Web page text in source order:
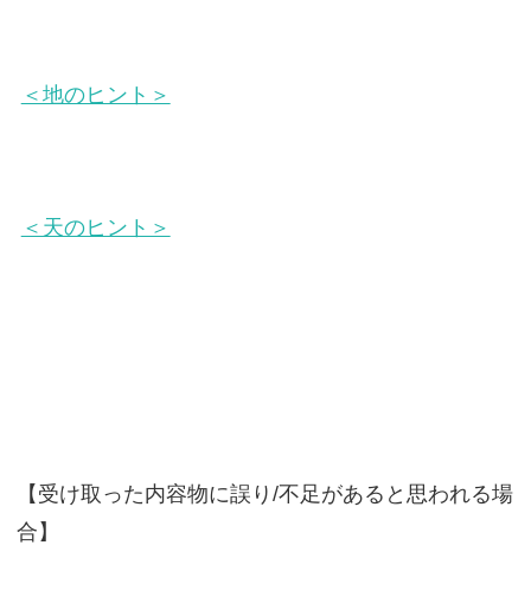
＜地のヒント＞
＜天のヒント＞
【受け取った内容物に誤り/不足があると思われる場
合】